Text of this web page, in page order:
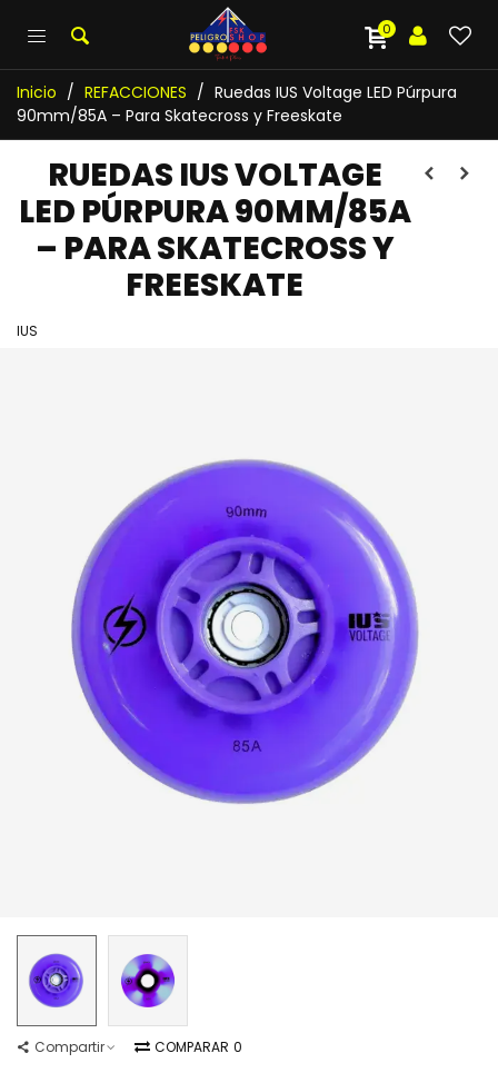
0
Inicio / REFACCIONES / Ruedas IUS Voltage LED Púrpura
90mm/85A – Para Skatecross y Freeskate
RUEDAS IUS VOLTAGE
LED PÚRPURA 90MM/85A
– PARA SKATECROSS Y
FREESKATE
IUS
Compartir COMPARAR 0